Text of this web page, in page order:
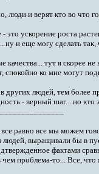
люди и верят кто во что
ускорение роста
ну и еще могу сделать
тут я скорее
ко мне могут
людей, тем более
- верный шаг... но кто
равно все мы можем
выращивали бы в
фактами
чем проблема-то... Все,